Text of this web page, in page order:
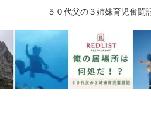
５０代父の３姉妹育児奮闘